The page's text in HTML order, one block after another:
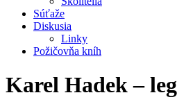
Súťaže
Diskusia
Linky
Požičovňa kníh
Karel Hadek –